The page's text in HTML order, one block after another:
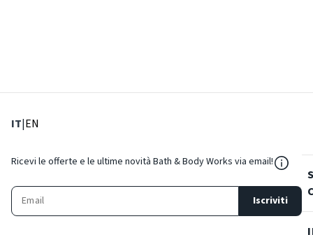
IT: Lingua corrente
|EN
Ricevi le offerte e le ultime novità Bath & Body Works via email!
Iscriviti